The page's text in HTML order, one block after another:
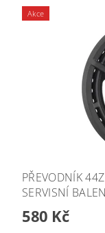
Akce
PŘEVODNÍK
SERVISNÍ
580 Kč